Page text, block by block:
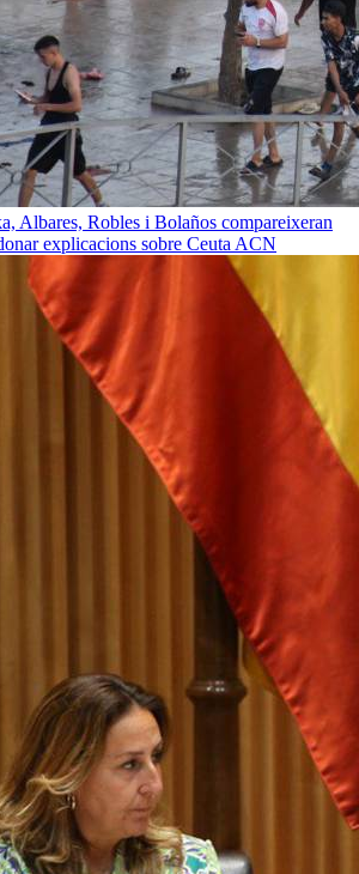
Albares, Robles i Bolaños compareixeran
explicacions sobre Ceuta ACN